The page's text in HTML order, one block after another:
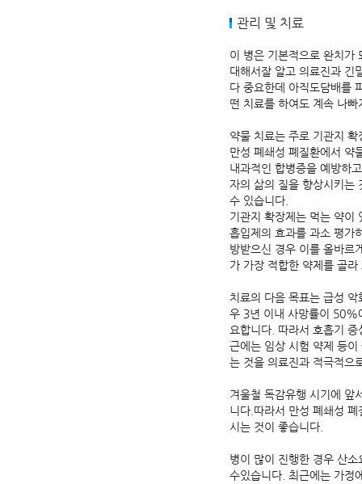
관리 및 치료
이 병은 기본적으로 완치가
대해서잘 알고 의료진과 긴
다 중요한데 아직도담배를
떤 치료를 하여도 계속 나빠
약물 치료는 주로 기관지
만성 폐쇄성 폐질환에서 약
내과적인 합병증을 예방하
자의 삶의 질을 향상시키는
수 있습니다.
기관지 확장제는 먹는 약이
흡입제의 효과를 과소 평가
방받으신 경우 이를 올바르
가 가장 적합한 약제를 골라
치료의 다음 목표는 급성
우 3년 이내 사망률이 50%
요합니다. 따라서 호흡기
근에는 임상 시험 약제 등
는 것을 의료진과 적극적으
겨울철 독감유행 시기에 앞
니다.따라서 만성 폐쇄성
시는 것이 좋습니다.
병이 많이 진행한 경우 산
수있습니다. 최근에는 가정